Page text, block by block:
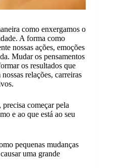
como enxergamos o
A forma como
nossas ações, emoções
Mudar os pensamentos
os resultados que
relações, carreiras
começar pela
e ao que está ao seu
pequenas mudanças
uma grande